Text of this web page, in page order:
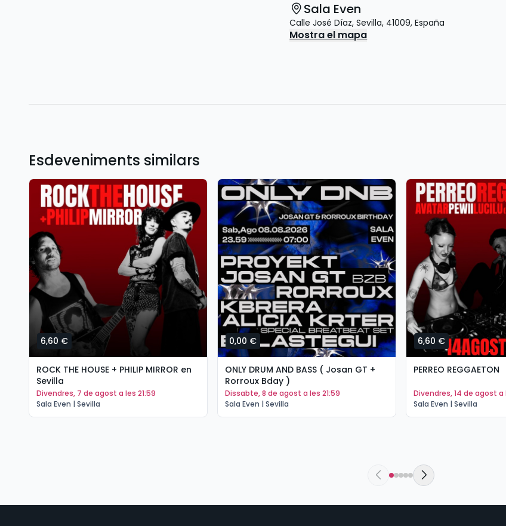
Sala Even
Calle José Díaz, Sevilla, 41009, España
Mostra el mapa
Esdeveniments similars
6,60 €
ROCK THE HOUSE + PHILIP MIRROR en
Sevilla
divendres, 7 de agost a les 21:59
Sala Even | Sevilla
0,00 €
ONLY DRUM AND BASS ( Josan GT +
Rorroux Bday )
dissabte, 8 de agost a les 21:59
Sala Even | Sevilla
6,60 €
PERREO REGGAETON
divendres, 14 de agost a
Sala Even | Sevilla